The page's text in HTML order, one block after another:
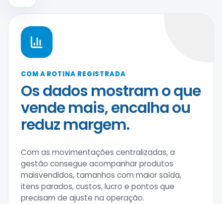
COM A ROTINA REGISTRADA
Os dados mostram o que
vende mais, encalha ou
reduz margem.
Com as movimentações centralizadas, a
gestão consegue acompanhar produtos
maisvendidos, tamanhos com maior saída,
itens parados, custos, lucro e pontos que
precisam de ajuste na operação.